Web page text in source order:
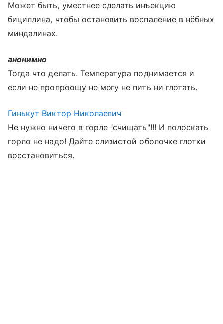
Может быть, уместнее сделать инъекцию
бициллина, чтобы остановить воспаление в нёбных
миндалинах.
анонимно
Тогда что делать. Температура поднимается и
если не пропроощу не могу не пить ни глотать.
Гинькут Виктор Николаевич
Не нужно ничего в горле "счищать"!!! И полоскать
горло не надо! Дайте слизистой оболочке глотки
восстановиться.